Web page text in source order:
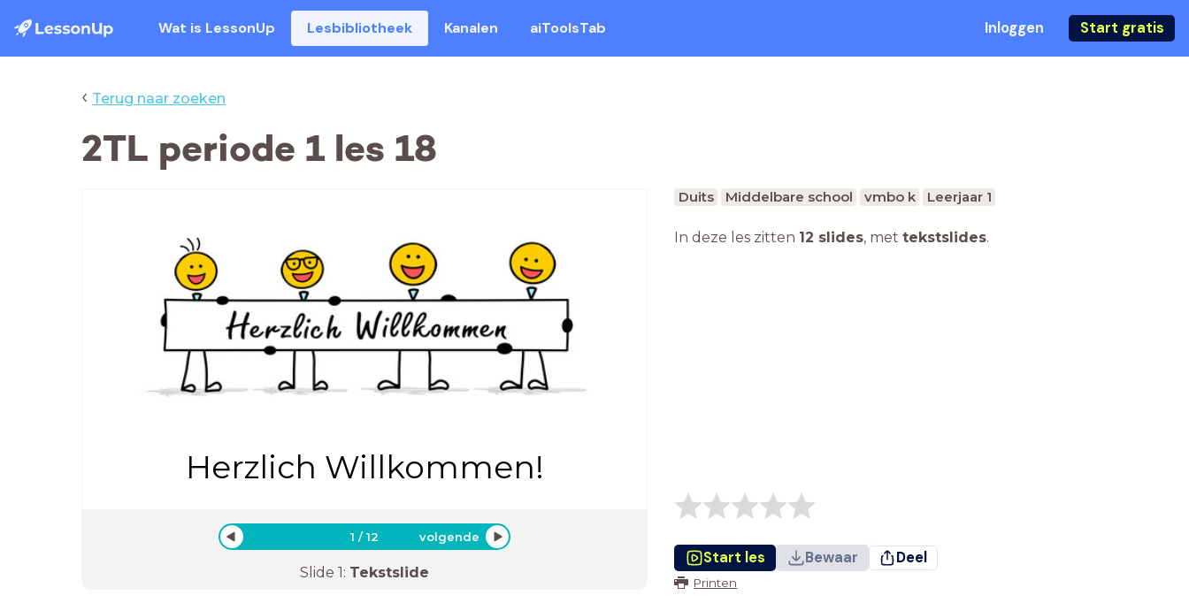
Wat is LessonUp Lesbibliotheek Kanalen aiToolsTab Inloggen Start gratis
‹ Terug naar zoeken
2TL periode 1 les 18
Herzlich Willkommen!
1 /12 volgende
Slide 1: Tekstslide
Duits Middelbare school vmbo k Leerjaar 1
In deze les zitten 12 slides, met tekstslides.
Start les Bewaar Deel
Printen